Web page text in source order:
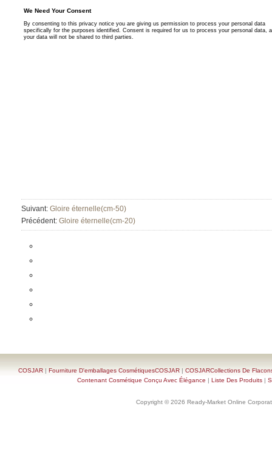
Suivant: Gloire éternelle(cm-50)
Précédent: Gloire éternelle(cm-20)
COSJAR | Fourniture D'emballages CosmétiquesCOSJAR | COSJARCollections De
Contenant Cosmétique Conçu Avec Élégance | Liste Des Produits |
Copyright © 2026 Ready-Market Online